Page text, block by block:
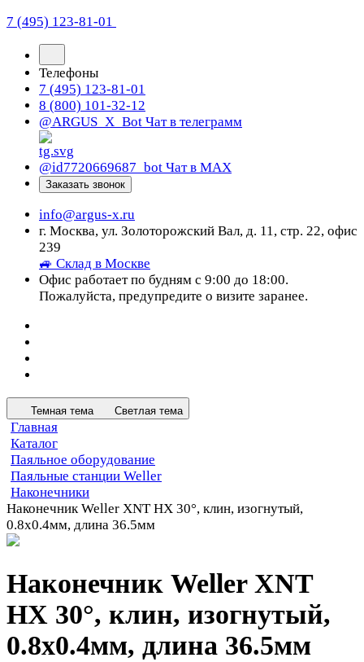
7 (495) 123-81-01
Телефоны
7 (495) 123-81-01
8 (800) 101-32-12
@ARGUS_X_Bot Чат в телеграмм
@id7720669687_bot Чат в МАХ
Заказать звонок
info@argus-x.ru
г. Москва, ул. Золоторожский Вал, д. 11, стр. 22, офис
239
🚙 Склад в Москве
Офис работает по будням с 9:00 до 18:00.
Пожалуйста, предупредите о визите заранее.
Темная тема Светлая тема
Главная
Каталог
Паяльное оборудование
Паяльные станции Weller
Наконечники
Наконечник Weller XNT HX 30°, клин, изогнутый,
0.8х0.4мм, длина 36.5мм
Наконечник Weller XNT
HX 30°, клин, изогнутый,
0.8х0.4мм, длина 36.5мм